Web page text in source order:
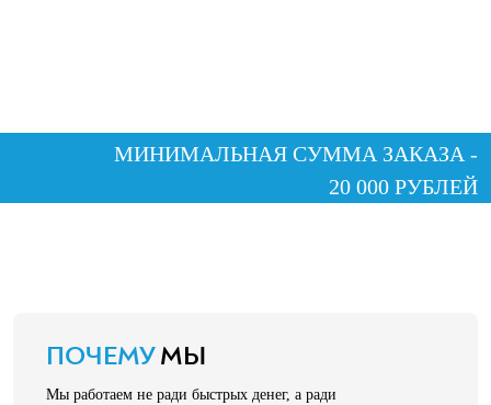
МИНИМАЛЬНАЯ СУММА ЗАКАЗА -
20 000 РУБЛЕЙ
ПОЧЕМУМЫ
Мы работаем не ради быстрых денег, а ради